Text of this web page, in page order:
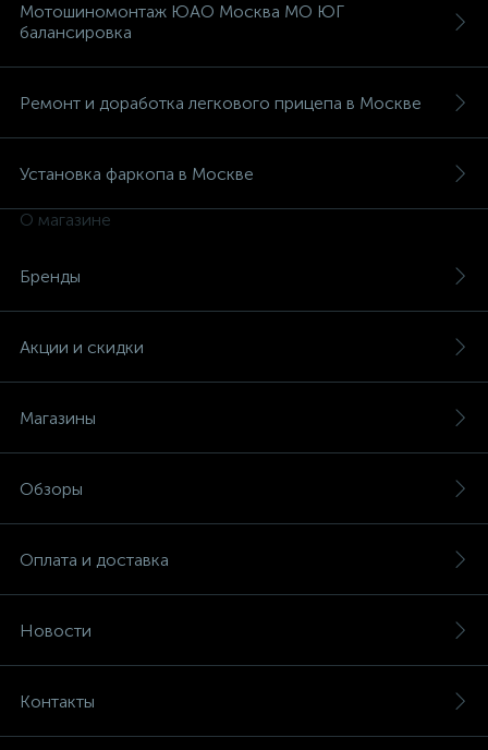
Мотошиномонтаж ЮАО Москва МО ЮГ
балансировка
Ремонт и доработка легкового прицепа в Москве
Установка фаркопа в Москве
О магазине
Бренды
Акции и скидки
Магазины
Обзоры
Оплата и доставка
Новости
Контакты